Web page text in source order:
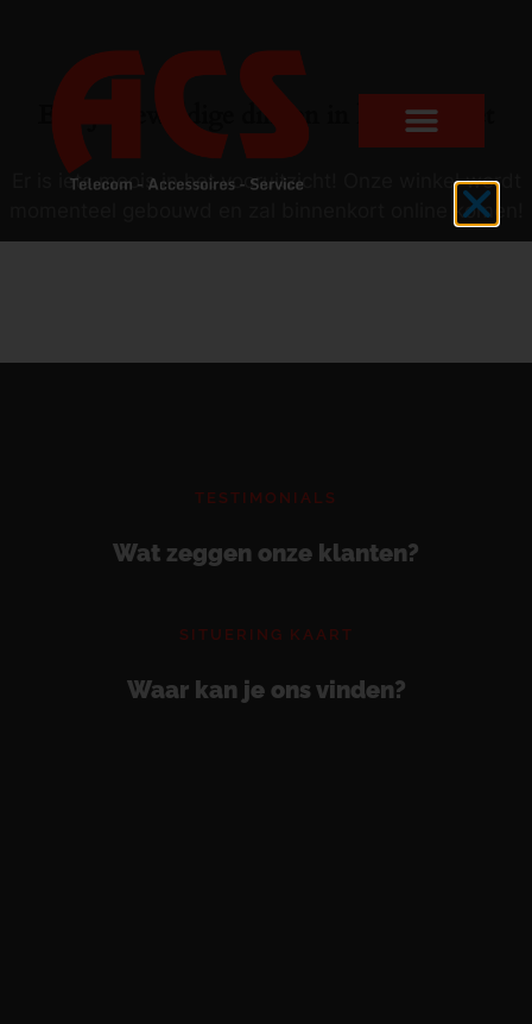
Er zijn geweldige dingen in het verschiet
Er is iets moois in het vooruitzicht! Onze winkel wordt
momenteel gebouwd en zal binnenkort online komen!
TESTIMONIALS
Wat zeggen onze klanten?
SITUERING KAART
Waar kan je ons vinden?